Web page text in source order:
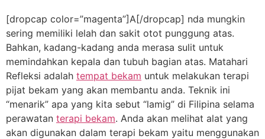
[dropcap color=”magenta”]A[/dropcap] nda mungkin
sering memiliki lelah dan sakit otot punggung atas.
Bahkan, kadang-kadang anda merasa sulit untuk
memindahkan kepala dan tubuh bagian atas. Matahari
Refleksi adalah tempat bekam untuk melakukan terapi
pijat bekam yang akan membantu anda. Teknik ini
“menarik” apa yang kita sebut “lamig” di Filipina selama
perawatan terapi bekam. Anda akan melihat alat yang
akan digunakan dalam terapi bekam yaitu menggunakan